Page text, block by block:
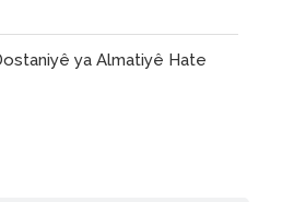
ya Almatiyê Hate